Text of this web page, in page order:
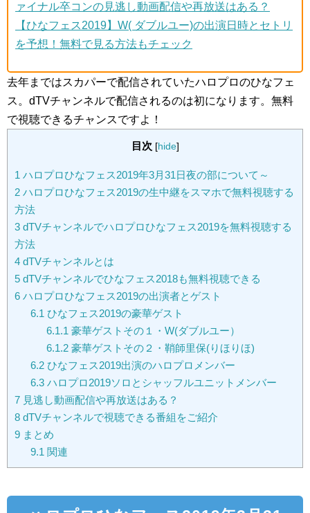
ァイナル卒コンの見逃し動画配信や再放送はある？
【ひなフェス2019】W( ダブルユー)の出演日時とセトリ
を予想！無料で見る方法もチェック
去年まではスカパーで配信されていたハロプロのひなフェ
ス。dTVチャンネルで配信されるのは初になります。無料
で視聴できるチャンスですよ！
目次 [hide]
1 ハロプロひなフェス2019年3月31日夜の部について～
2 ハロプロひなフェス2019の生中継をスマホで無料視聴する
方法
3 dTVチャンネルでハロプロひなフェス2019を無料視聴する
方法
4 dTVチャンネルとは
5 dTVチャンネルでひなフェス2018も無料視聴できる
6 ハロプロひなフェス2019の出演者とゲスト
6.1 ひなフェス2019の豪華ゲスト
6.1.1 豪華ゲストその１・W(ダブルユー）
6.1.2豪華ゲストその２・鞘師里保(りほりほ)
6.2ひなフェス2019出演のハロプロメンバー
6.3ハロプロ2019ソロとシャッフルユニットメンバー
7 見逃し動画配信や再放送はある？
8 dTVチャンネルで視聴できる番組をご紹介
9 まとめ
9.1 関連